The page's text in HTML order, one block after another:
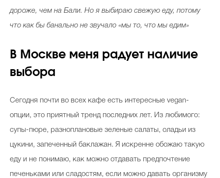
дороже, чем на Бали. Но я выбираю свежую еду, потому
что как бы банально не звучало «мы то, что мы едим»
В Москве меня радует наличие
выбора
Сегодня почти во всех кафе есть интересные vegan-
опции, это приятный тренд последних лет. Из любимого:
супы-пюре, разноплановые зеленые салаты, оладьи из
цукини, запеченный баклажан. Я искренне обожаю такую
еду и не понимаю, как можно отдавать предпочтение
печеньками или сладостям, если можно давать организму